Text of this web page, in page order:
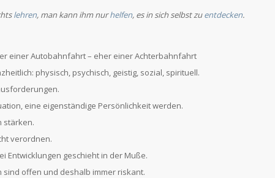
lehren, man kann ihm nurhelfen, es in sich selbst zuentdecken.
einer Autobahnfahrt – eher einer Achterbahnfahrt
physisch, psychisch, geistig, sozial, spirituell.
eine eigenständige Persönlichkeit werden.
stärken.
verordnen.
Entwicklungen geschieht in der Muße.
sind offen und deshalb immer riskant.